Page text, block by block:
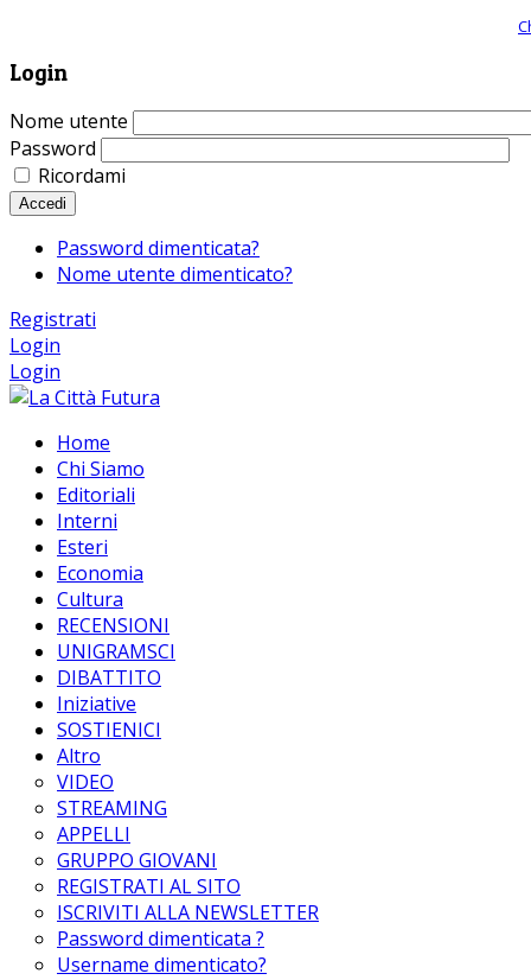
Login
Nome utente
Password
Ricordami
Accedi
Password dimenticata?
Nome utente dimenticato?
Registrati
Login
Login
Home
Chi Siamo
Editoriali
Interni
Esteri
Economia
Cultura
RECENSIONI
UNIGRAMSCI
DIBATTITO
Iniziative
SOSTIENICI
Altro
VIDEO
STREAMING
APPELLI
GRUPPO GIOVANI
REGISTRATI AL SITO
ISCRIVITI ALLA NEWSLETTER
Password dimenticata ?
Username dimenticato?